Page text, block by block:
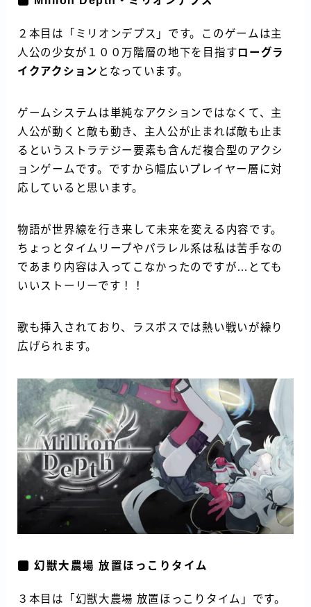
２本目は「ミリオンデプス」です。このゲームは主
人公の少女が１００万階層の地下を目指すローグラ
イクアクション となっています。
ゲームシステムは単純なアクションではなくて、主
人公が動くと敵も動き、主人公が止まれば敵も止ま
るというストラテジー要素も含んだ複合型のアクシ
ョンゲームです。ですから幅広いプレイヤー層に対
応していると思います。
物語が世界線を行き来して未来を変える内容です。
ちょっとタイムリープやパラレル系は私は苦手なの
であまり内容は入ってこなかったのですが…とても
いいストーリーです！！
歌も挿入されており、ラスボスでは熱い戦いが繰り
広げられます。
幻獣大農場 放置ほっこりタイム
３本目は「幻獣大農場 放置ほっこりタイム」です。